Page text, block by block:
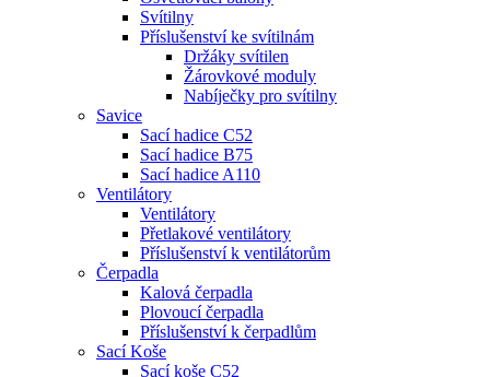
Svítilny
Příslušenství ke svítilnám
Držáky svítilen
Žárovkové moduly
Nabíječky pro svítilny
Savice
Sací hadice C52
Sací hadice B75
Sací hadice A110
Ventilátory
Ventilátory
Přetlakové ventilátory
Příslušenství k ventilátorům
Čerpadla
Kalová čerpadla
Plovoucí čerpadla
Příslušenství k čerpadlům
Sací Koše
Sací koše C52